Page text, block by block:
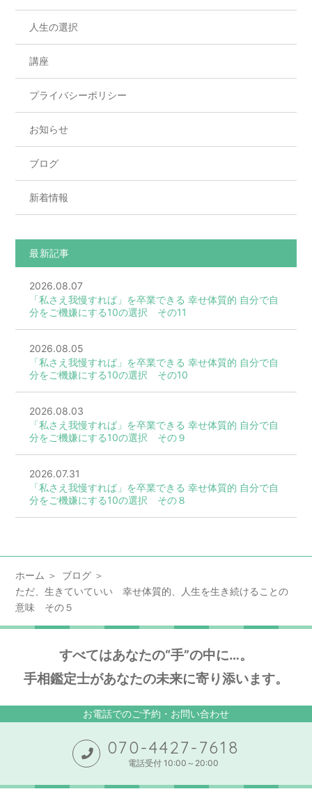
人生の選択
講座
プライバシーポリシー
お知らせ
ブログ
新着情報
最新記事
2026.08.07
「私さえ我慢すれば」を卒業できる 幸せ体質的 自分で自
分をご機嫌にする10の選択 その11
2026.08.05
「私さえ我慢すれば」を卒業できる 幸せ体質的 自分で自
分をご機嫌にする10の選択 その10
2026.08.03
「私さえ我慢すれば」を卒業できる 幸せ体質的 自分で自
分をご機嫌にする10の選択 その９
2026.07.31
「私さえ我慢すれば」を卒業できる 幸せ体質的 自分で自
分をご機嫌にする10の選択 その８
ホーム
ブログ
ただ、生きていていい 幸せ体質的、人生を生き続けることの
意味 その５
すべてはあなたの“手”の中に…。
手相鑑定士があなたの未来に寄り添います。
お電話でのご予約・お問い合わせ
070-4427-7618
電話受付 10:00～20:00